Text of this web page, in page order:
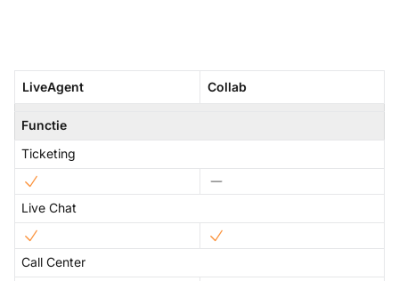
LiveAgent Collab
Functie
Ticketing
Live Chat
Call Center